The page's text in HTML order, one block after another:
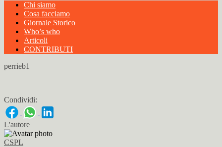
Chi siamo
Cosa facciamo
Giornale Storico
Who’s who
Articoli
CONTRIBUTI
perrieb1
Condividi:
L'autore
CSPL